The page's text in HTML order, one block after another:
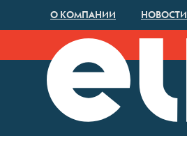
О КОМПАНИИ НОВОСТИ